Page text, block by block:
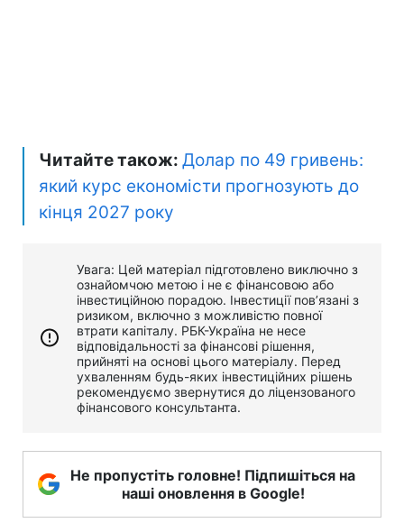
Читайте також: Долар по 49 гривень:
який курс економісти прогнозують до
кінця 2027 року
Увага: Цей матеріал підготовлено виключно з
ознайомчою метою і не є фінансовою або
інвестиційною порадою. Інвестиції пов’язані з
ризиком, включно з можливістю повної
втрати капіталу. РБК-Україна не несе
відповідальності за фінансові рішення,
прийняті на основі цього матеріалу. Перед
ухваленням будь-яких інвестиційних рішень
рекомендуємо звернутися до ліцензованого
фінансового консультанта.
Не пропустіть головне! Підпишіться на
наші оновлення в Google!